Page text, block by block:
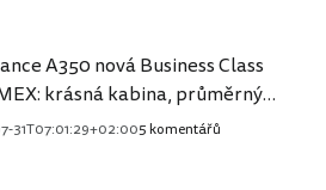
A350 nová Business Class
krásná kabina, průměrný
31T07:01:29+02:005 komentářů